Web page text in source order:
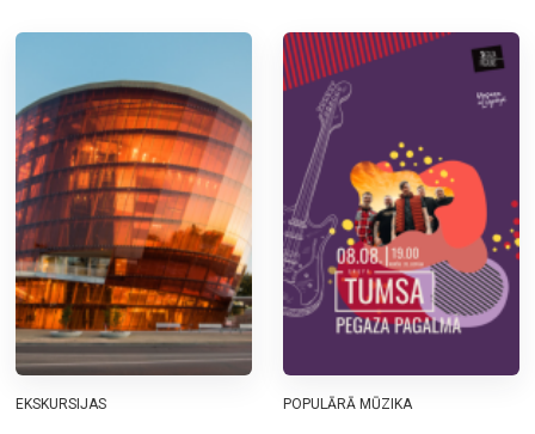
EKSKURSIJAS POPULĀRĀ MŪZIKA